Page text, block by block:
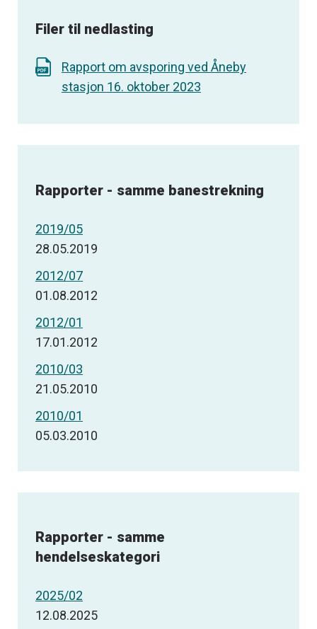
Filer til nedlasting
Rapport om avsporing ved Åneby
stasjon 16. oktober 2023
Rapporter - samme banestrekning
2019/05
28.05.2019
2012/07
01.08.2012
2012/01
17.01.2012
2010/03
21.05.2010
2010/01
05.03.2010
Rapporter - samme
hendelseskategori
2025/02
12.08.2025